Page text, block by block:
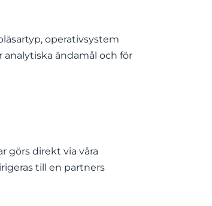
operativsystem
analytiska ändamål och för
görs direkt via våra
till en partners